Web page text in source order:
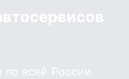
по всей России